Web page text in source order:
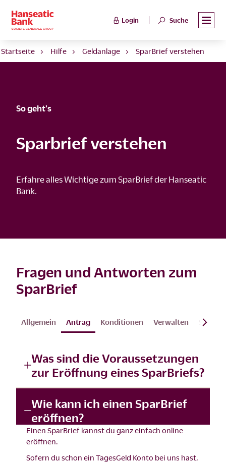
Login Suche
Startseite Hilfe Geldanlage SparBrief verstehen
So geht's
Sparbrief verstehen
Erfahre alles Wichtige zum SparBrief der Hanseatic
Bank.
Fragen und Antworten zum
SparBrief
Allgemein Antrag Konditionen Verwalten Steuern
Was sind die Voraussetzungen
zur Eröffnung eines SparBriefs?
Wie kann ich einen SparBrief
eröffnen?
Einen SparBrief kannst du ganz einfach online
eröffnen
Sofern du schon ein TagesGeld Konto bei uns hast,